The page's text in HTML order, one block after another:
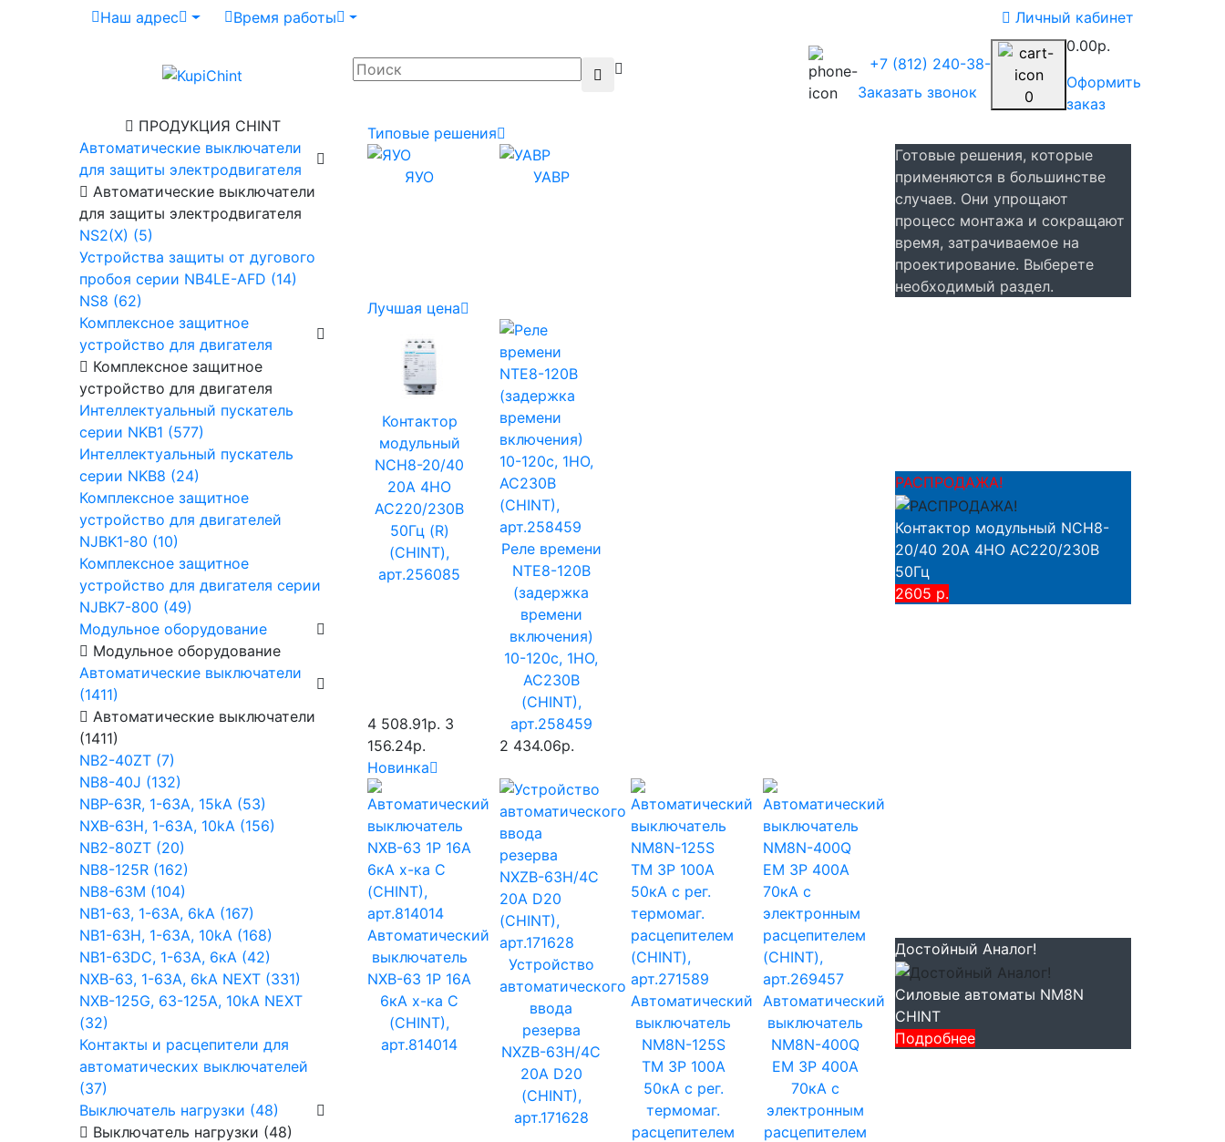
Наш адрес Время работы Личный кабинет
+7 (812) 240-38-00
Заказать звонок
0
0.00р.
Оформить
заказ
ПРОДУКЦИЯ CHINT
Автоматические выключатели
для защиты электродвигателя
Автоматические выключатели
для защиты электродвигателя
NS2(X) (5)
Устройства защиты от дугового
пробоя серии NB4LE-AFD (14)
NS8 (62)
Комплексное защитное
устройство для двигателя
Комплексное защитное
устройство для двигателя
Интеллектуальный пускатель
серии NKB1 (577)
Интеллектуальный пускатель
серии NKB8 (24)
Комплексное защитное
устройство для двигателей
NJBK1-80 (10)
Комплексное защитное
устройство для двигателя серии
NJBK7-800 (49)
Модульное оборудование
Модульное оборудование
Автоматические выключатели
(1411)
Автоматические выключатели
(1411)
NB2-40ZT (7)
NB8-40J (132)
NBP-63R, 1-63A, 15kA (53)
NXB-63H, 1-63A, 10kA (156)
NB2-80ZT (20)
NB8-125R (162)
NB8-63М (104)
NB1-63, 1-63А, 6kA (167)
NB1-63H, 1-63А, 10kA (168)
NB1-63DC, 1-63А, 6кА (42)
NXB-63, 1-63А, 6kA NEXT (331)
NXB-125G, 63-125А, 10kA NEXT
(32)
Контакты и расцепители для
автоматических выключателей
(37)
Выключатель нагрузки (48)
Выключатель нагрузки (48)
Типовые решения
ЯУО УАВР
Готовые решения, которые
применяются в большинстве
случаев. Они упрощают
процесс монтажа и сокращают
время, затрачиваемое на
проектирование. Выберете
необходимый раздел.
Лучшая цена
Контактор
модульный
NCH8-20/40
20A 4НО
AC220/230В
50Гц (R)
(CHINT),
арт.256085
4 508.91р. 3
156.24р.
Реле времени
NTE8-120B
(задержка
времени
включения)
10-120с, 1НО,
AC230B
(CHINT),
арт.258459
2 434.06р.
РАСПРОДАЖА!
Контактор модульный NCH8-
20/40 20A 4НО AC220/230В
50Гц
2605 р.
Новинка
Автоматический
выключатель
NXB-63 1P 16A
6кА х-ка C
(CHINT),
арт.814014
Устройство
автоматического
ввода
резерва
NXZB-63H/4C
20A D20
(CHINT),
арт.171628
Автоматический
выключатель
NM8N-125S
TM 3P 100А
50кА с рег.
термомаг.
расцепителем
Автоматический
выключатель
NM8N-400Q
EM 3P 400А
70кА с
электронным
расцепителем
Достойный Аналог!
Силовые автоматы NM8N
CHINT
Подробнее